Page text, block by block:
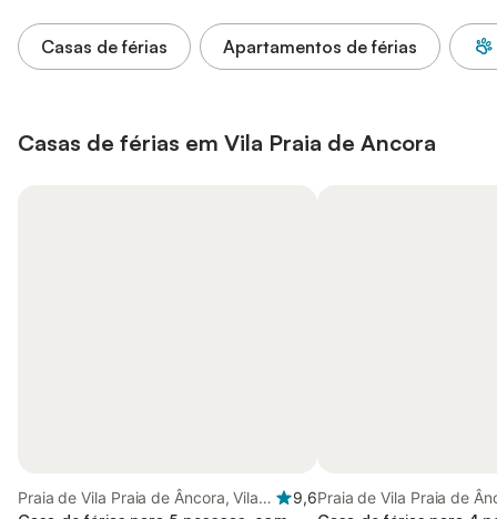
Casas de férias Apartamentos de férias
Casas de férias em Vila Praia de Ancora
Praia de Vila Praia de Âncora, Vila
9,6Praia de Vila Praia de